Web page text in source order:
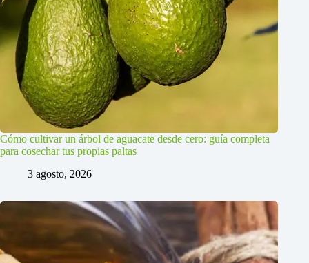
Cómo cultivar un árbol de aguacate desde cero: guía completa
para cosechar tus propias paltas
3 agosto, 2026